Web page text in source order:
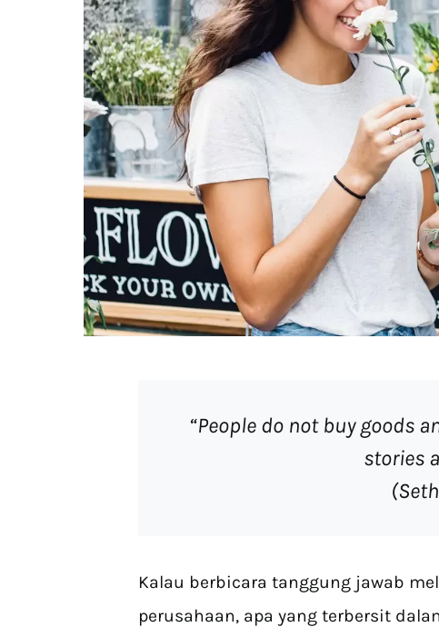
“People do not buy goods
stories
Kalau berbicara tanggung jawab
perusahaan, apa yang terbersit